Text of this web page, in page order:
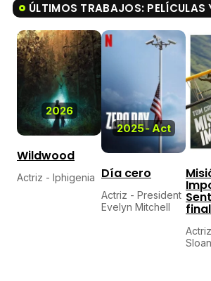
ÚLTIMOS TRABAJOS: PELÍCULAS
2026
Wildwood
Actriz - Iphigenia
2025-Act
Día cero
Actriz - President
Evelyn Mitchell
final